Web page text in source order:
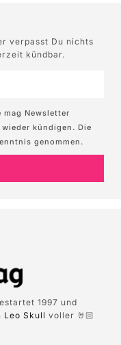
verpasst Du nichts
kündbar.
mag Newsletter
kündigen. Die
genommen.
1997 und
Leo Skull voller 🤘🏻